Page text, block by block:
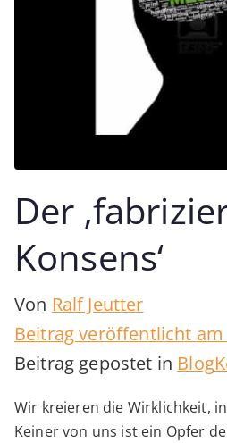
Der
Konsens‘
Von Ralf Jeutter
Beitrag veröffentlicht am
Beitrag gepostet in Blog
Wir kreieren die Wirklichkeit,
Keiner von uns ist ein Opfer